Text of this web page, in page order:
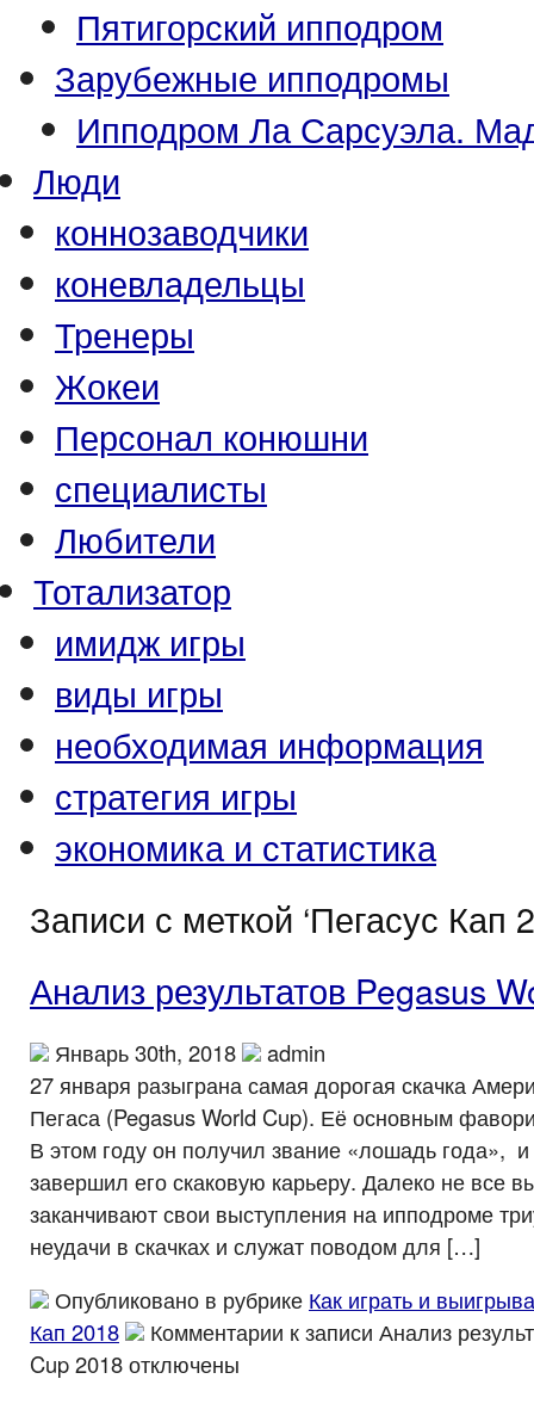
Пятигорский ипподром
Зарубежные ипподромы
Ипподром Ла Сарсуэла.
Люди
коннозаводчики
коневладельцы
Тренеры
Жокеи
Персонал конюшни
специалисты
Любители
Тотализатор
имидж игры
виды игры
необходимая информация
стратегия игры
экономика и статистика
Записи с меткой ‘Пегасус Кап
Анализ результатов Pegasus
Январь 30th, 2018
admin
27 января разыграна самая дорогая скачка
Пегаса (Pegasus World Cup). Её основным
В этом году он получил звание «лошадь года», и
завершил его скаковую карьеру. Далеко не
заканчивают свои выступления на ипподроме
неудачи в скачках и служат поводом для […]
Опубликовано в рубрике Как играть и
Кап 2018
Комментарии к записи Анализ
Cup 2018отключены